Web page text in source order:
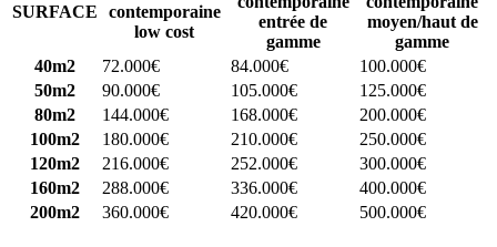
SURFACE
contemporaine
low cost
entrée de
gamme
moyen/haut de
gamme
40m2
72.000€ 84.000€
100.000€
50m2
90.000€ 105.000€
125.000€
80m2
144.000€ 168.000€
200.000€
100m2
180.000€ 210.000€
250.000€
120m2
216.000€ 252.000€
300.000€
160m2
288.000€ 336.000€
400.000€
200m2
360.000€ 420.000€ 500.000€